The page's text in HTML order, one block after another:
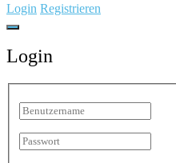
Login Registrieren
Login